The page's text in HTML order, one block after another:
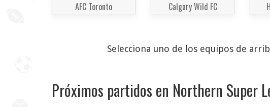
AFC Toronto Calgary Wild FC
Selecciona uno de los equipos de
Próximos partidos en Northern Super